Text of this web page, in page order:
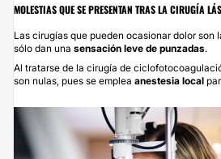
MOLESTIAS QUE SE PRESENTAN TRAS LA CIRUGÍA
Las cirugías que pueden ocasionar dolor son
sólo dan una sensación leve de punzadas.
Al tratarse de la cirugía de
son nulas, pues se emplea anestesia local